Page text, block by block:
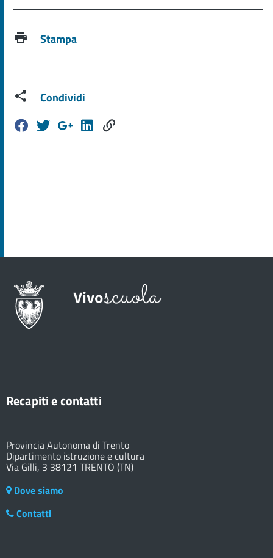
Stampa
Condividi
Recapiti e contatti
Provincia Autonoma di Trento
Dipartimento istruzione e cultura
Via Gilli, 3 38121 TRENTO (TN)
Dove siamo
Contatti